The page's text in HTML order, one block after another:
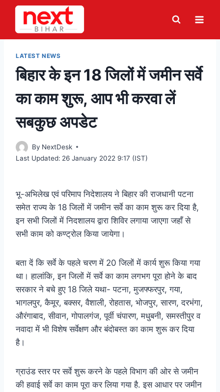
Skip
content
LATEST NEWS
बिहार के इन 18 जिलों में जमीन सर्वे
का काम शुरू, आप भी करवा लें
सबकुछ अपडेट
By NextDesk
Last Updated: 26 January 2022 9:17 (IST)
भू-अभिलेख एवं परिमाप निदेशालय ने बिहार की राजधानी पटना
समेत राज्य के 18 जिलों में जमीन सर्वे का काम शुरू कर दिया है,
इन सभी जिलों में निदशालय द्वारा शिविर लगाया जाएगा जहाँ से
सभी काम को कण्ट्रोल किया जायेगा।
बता दें कि सर्वे के पहले चरण में 20 जिलों में कार्य शुरू किया गया
था। हालांकि, इन जिलों में सर्वे का काम लगभग पूरा होने के बाद
सरकार ने बचे हुए 18 जिले यथा- पटना, मुजफ्फरपुर, गया,
भागलपुर, कैमूर, बक्सर, वैशाली, रोहतास, भोजपुर, सारण, दरभंगा,
औरंगाबाद, सीवान, गोपालगंज, पूर्वी चंपारण, मधुबनी, समस्तीपुर व
नवादा में भी विशेष सर्वेक्षण और बंदोबस्त का काम शुरू कर दिया
है।
ग्राउंड स्तर पर सर्वे शुरू करने के पहले विभाग की ओर से जमीन
की हवाई सर्वे का काम पूरा कर लिया गया है. इस आधार पर जमीन